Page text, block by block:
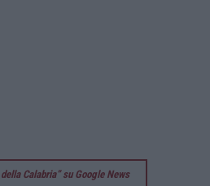
Calabria” su Google News